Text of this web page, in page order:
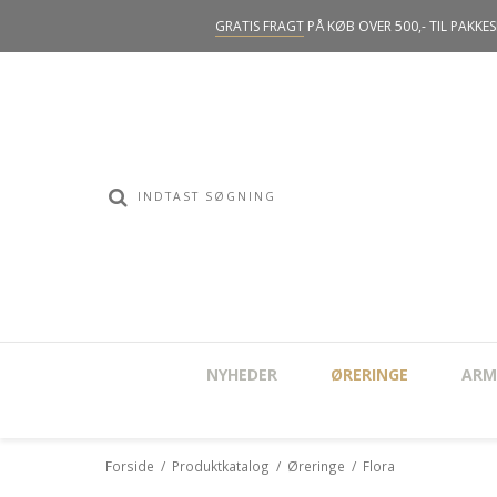
GRATIS FRAGTPÅ KØB OVER 500,- TIL
NYHEDER ØRERINGE
Forside / Produktkatalog / Øreringe / Flora